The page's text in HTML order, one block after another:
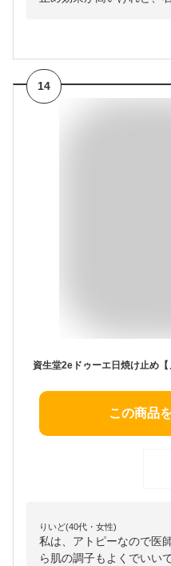
14
この商品
りいど(40代・女性)
私は、アトピーなので医
ら肌の調子もよくでいい